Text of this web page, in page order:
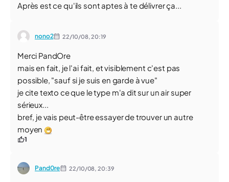
Après est ce qu'ils sont aptes à te délivrer ça...
nono2 22/10/08,20:19
Merci PandOre
mais en fait, je l'ai fait, et visiblement c'est pas
possible, "sauf si je suis en garde à vue"
je cite texto ce que le type m'a dit sur un air super
sérieux...
bref, je vais peut-être essayer de trouver un autre
moyen
1
Pand0re 22/10/08,20:39